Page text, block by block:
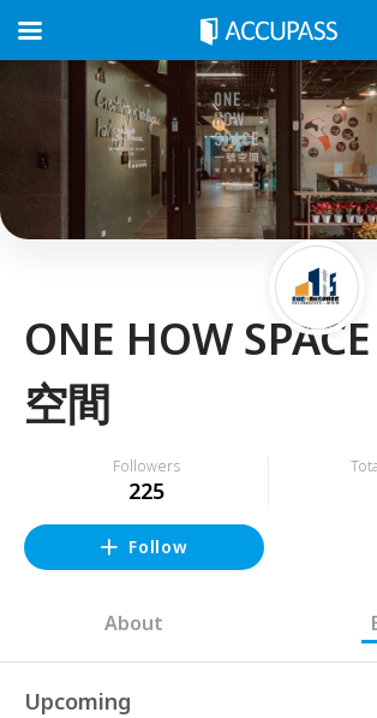
ONE HOW
空間
Followers
225
Follow
About
Upcoming